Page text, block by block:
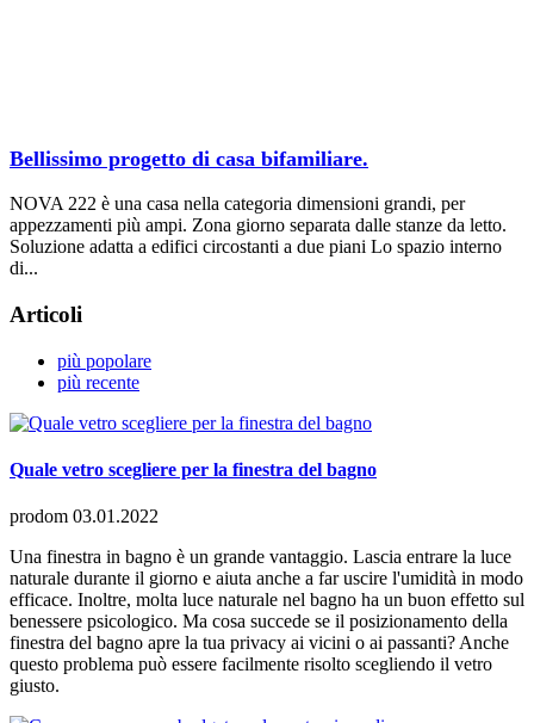
Bellissimo progetto di casa bifamiliare.
NOVA 222 è una casa nella categoria dimensioni grandi, per
appezzamenti più ampi. Zona giorno separata dalle stanze da letto.
Soluzione adatta a edifici circostanti a due piani Lo spazio interno
di...
Articoli
più popolare
più recente
Quale vetro scegliere per la finestra del bagno
prodom 03.01.2022
Una finestra in bagno è un grande vantaggio. Lascia entrare la luce
naturale durante il giorno e aiuta anche a far uscire l'umidità in modo
efficace. Inoltre, molta luce naturale nel bagno ha un buon effetto sul
benessere psicologico. Ma cosa succede se il posizionamento della
finestra del bagno apre la tua privacy ai vicini o ai passanti? Anche
questo problema può essere facilmente risolto scegliendo il vetro
giusto.